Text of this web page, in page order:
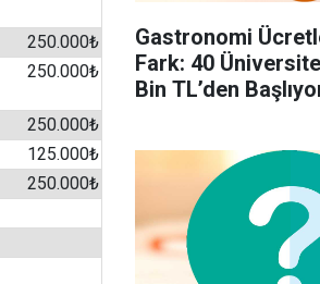
250.000₺
250.000₺
250.000₺
125.000₺
250.000₺
Gastronomi
Fark: 40
Bin TL’den